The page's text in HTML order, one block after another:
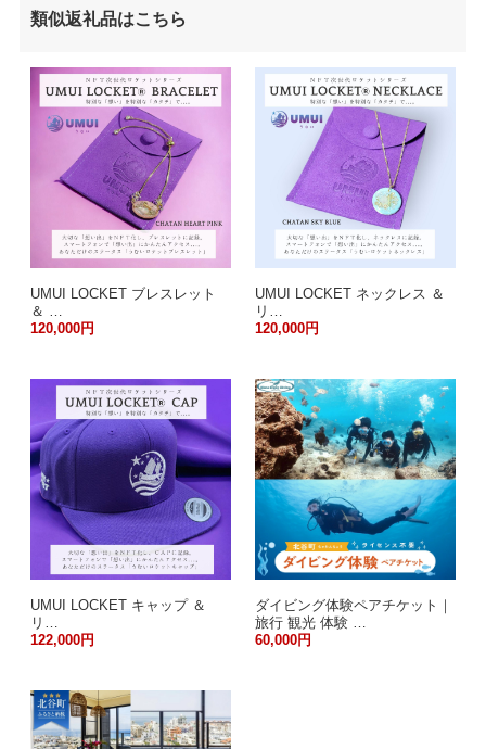
類似返礼品はこちら
UMUI LOCKET ブレスレット
＆ …
120,000円
UMUI LOCKET ネックレス ＆
リ…
120,000円
UMUI LOCKET キャップ ＆
リ…
122,000円
ダイビング体験ペアチケット｜
旅行 観光 体験 …
60,000円